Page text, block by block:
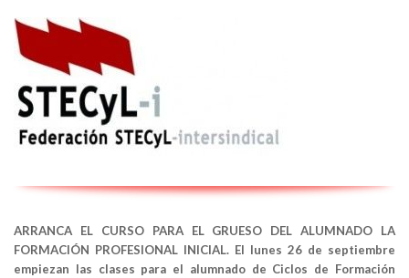
ARRANCA EL CURSO PARA EL GRUESO DEL ALUMNADO LA
FORMACIÓN PROFESIONAL INICIAL. El lunes 26 de septiembre
empiezan las clases para el alumnado de Ciclos de Formación